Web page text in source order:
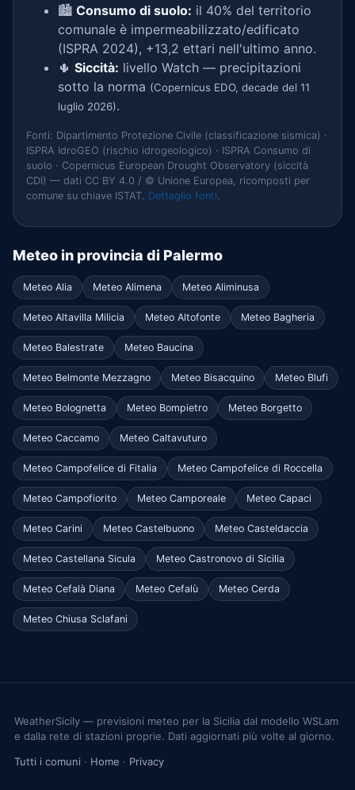
🏙️ Consumo di suolo: il 40% del territorio
comunale è impermeabilizzato/edificato
(ISPRA 2024), +13,2 ettari nell'ultimo anno.
🌵 Siccità: livello Watch — precipitazioni
sotto la norma (Copernicus EDO, decade del 11
luglio 2026).
Fonti: Dipartimento Protezione Civile (classificazione sismica) ·
ISPRA IdroGEO (rischio idrogeologico) · ISPRA Consumo di
suolo · Copernicus European Drought Observatory (siccità
CDI) — dati CC BY 4.0 / © Unione Europea, ricomposti per
comune su chiave ISTAT. Dettaglio fonti.
Meteo in provincia di Palermo
Meteo Alia Meteo Alimena Meteo Aliminusa
Meteo Altavilla Milicia Meteo Altofonte Meteo Bagheria
Meteo Balestrate Meteo Baucina
Meteo Belmonte Mezzagno Meteo Bisacquino Meteo Blufi
Meteo Bolognetta Meteo Bompietro Meteo Borgetto
Meteo Caccamo Meteo Caltavuturo
Meteo Campofelice di Fitalia Meteo Campofelice di Roccella
Meteo Campofiorito Meteo Camporeale Meteo Capaci
Meteo Carini Meteo Castelbuono Meteo Casteldaccia
Meteo Castellana Sicula Meteo Castronovo di Sicilia
Meteo Cefalà Diana Meteo Cefalù Meteo Cerda
Meteo Chiusa Sclafani
WeatherSicily — previsioni meteo per la Sicilia dal modello WSLam
e dalla rete di stazioni proprie. Dati aggiornati più volte al giorno.
Tutti i comuni · Home · Privacy